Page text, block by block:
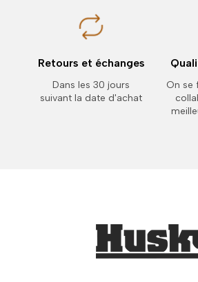
Retours et échanges
Dans les 30 jours
suivant la date d'achat
On se